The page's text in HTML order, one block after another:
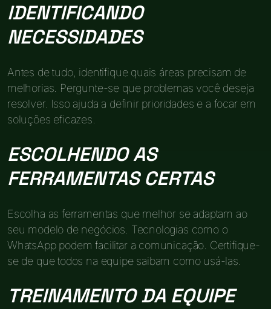
IDENTIFICANDO
NECESSIDADES
Antes de tudo, identifique quais áreas precisam de
melhorias. Pergunte-se que problemas você deseja
resolver. Isso ajuda a definir prioridades e a focar em
soluções eficazes.
ESCOLHENDO AS
FERRAMENTAS CERTAS
Escolha as ferramentas que melhor se adaptam ao
seu modelo de negócios. Tecnologias como o
WhatsApp podem facilitar a comunicação. Certifique-
se de que todos na equipe saibam como usá-las.
TREINAMENTO DA EQUIPE